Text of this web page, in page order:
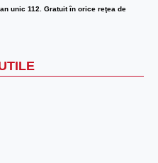
unic 112. Gratuit în orice reţea de